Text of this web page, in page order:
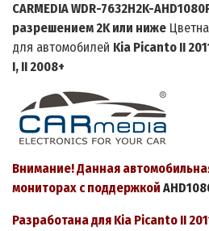
CARMEDIA WDR-7632H2K-
разрешением 2Kили ниже
для автомобилей Kia Picanto II
I, II 2008+
Внимание! Данная
мониторах с поддержкой
Разработана для Kia Picanto II